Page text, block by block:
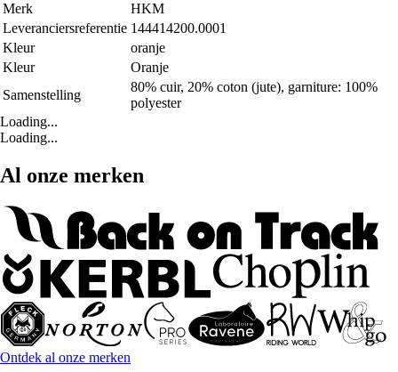
Merk
HKM
Leveranciersreferentie 144414200.0001
Kleur
oranje
Kleur
Oranje
Samenstelling
80% cuir, 20% coton (jute), garniture: 100%
polyester
Loading...
Loading...
Al onze merken
Ontdek al onze merken